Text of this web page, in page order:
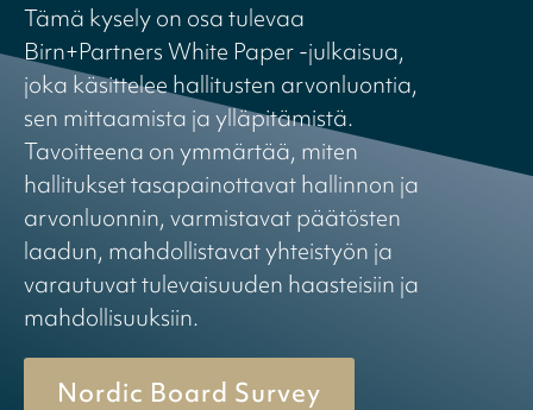
Tämä kysely on osa tulevaa
Birn+Partners White Paper -julkaisua,
joka käsittelee hallitusten arvonluontia,
sen mittaamista ja ylläpitämistä.
Tavoitteena on ymmärtää, miten
hallitukset tasapainottavat hallinnon ja
arvonluonnin, varmistavat päätösten
laadun, mahdollistavat yhteistyön ja
varautuvat tulevaisuuden haasteisiin ja
mahdollisuuksiin.
Nordic Board Survey